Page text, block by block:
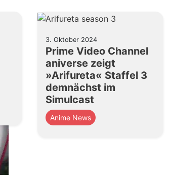
3. Oktober 2024
Prime Video Channel
aniverse zeigt
»Arifureta« Staffel 3
demnächst im
Simulcast
Anime News